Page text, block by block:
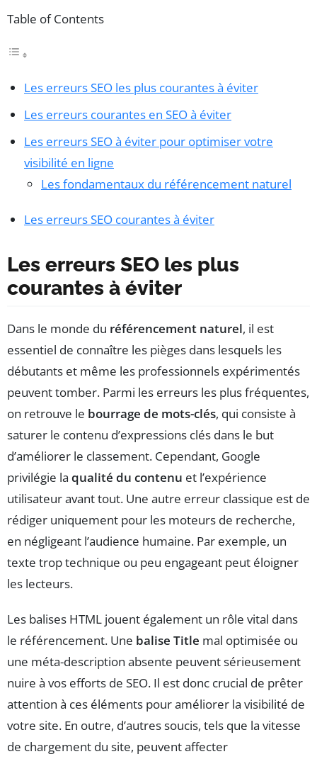
Table of Contents
Les erreurs SEO les plus courantes à éviter
Les erreurs courantes en SEO à éviter
Les erreurs SEO à éviter pour optimiser votre
visibilité en ligne
Les fondamentaux du référencement naturel
Les erreurs SEO courantes à éviter
Les erreurs SEO les plus
courantes à éviter
Dans le monde du référencement naturel, il est
essentiel de connaître les pièges dans lesquels les
débutants et même les professionnels expérimentés
peuvent tomber. Parmi les erreurs les plus fréquentes,
on retrouve le bourrage de mots-clés, qui consiste à
saturer le contenu d’expressions clés dans le but
d’améliorer le classement. Cependant, Google
privilégie la qualité du contenu et l’expérience
utilisateur avant tout. Une autre erreur classique est de
rédiger uniquement pour les moteurs de recherche,
en négligeant l’audience humaine. Par exemple, un
texte trop technique ou peu engageant peut éloigner
les lecteurs.
Les balises HTML jouent également un rôle vital dans
le référencement. Une balise Title mal optimisée ou
une méta-description absente peuvent sérieusement
nuire à vos efforts de SEO. Il est donc crucial de prêter
attention à ces éléments pour améliorer la visibilité de
votre site. En outre, d’autres soucis, tels que la vitesse
de chargement du site, peuvent affecter